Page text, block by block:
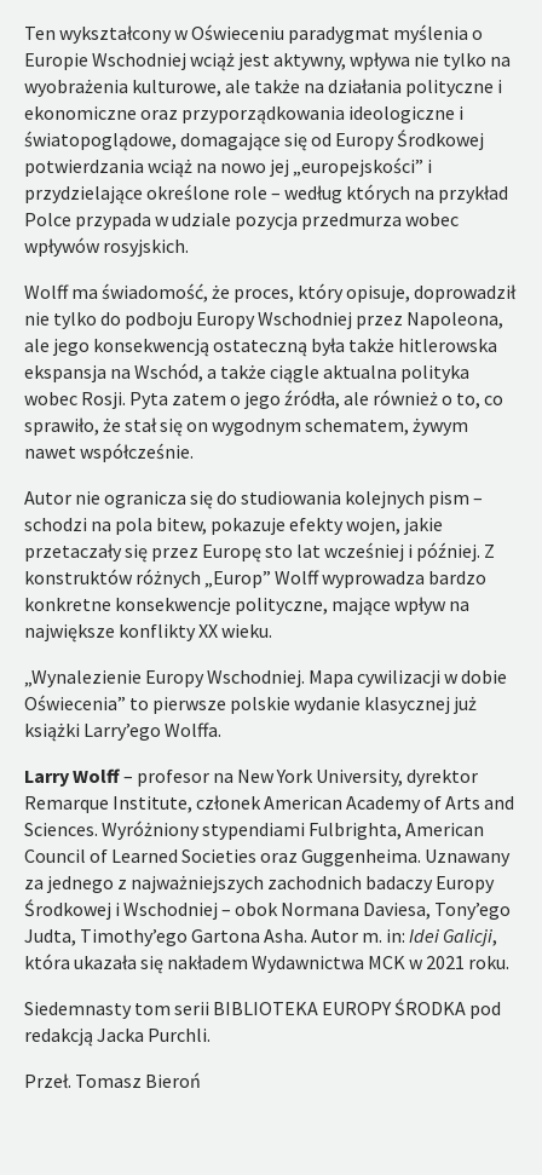
Ten wykształcony w Oświeceniu paradygmat myślenia o
Europie Wschodniej wciąż jest aktywny, wpływa nie tylko na
wyobrażenia kulturowe, ale także na działania polityczne i
ekonomiczne oraz przyporządkowania ideologiczne i
światopoglądowe, domagające się od Europy Środkowej
potwierdzania wciąż na nowo jej „europejskości” i
przydzielające określone role – według których na przykład
Polce przypada w udziale pozycja przedmurza wobec
wpływów rosyjskich.
Wolff ma świadomość, że proces, który opisuje, doprowadził
nie tylko do podboju Europy Wschodniej przez Napoleona,
ale jego konsekwencją ostateczną była także hitlerowska
ekspansja na Wschód, a także ciągle aktualna polityka
wobec Rosji. Pyta zatem o jego źródła, ale również o to, co
sprawiło, że stał się on wygodnym schematem, żywym
nawet współcześnie.
Autor nie ogranicza się do studiowania kolejnych pism –
schodzi na pola bitew, pokazuje efekty wojen, jakie
przetaczały się przez Europę sto lat wcześniej i później. Z
konstruktów różnych „Europ” Wolff wyprowadza bardzo
konkretne konsekwencje polityczne, mające wpływ na
największe konflikty XX wieku.
„Wynalezienie Europy Wschodniej. Mapa cywilizacji w dobie
Oświecenia” to pierwsze polskie wydanie klasycznej już
książki Larry’ego Wolffa.
Larry Wolff– profesor na New York University, dyrektor
Remarque Institute, członek American Academy of Arts and
Sciences. Wyróżniony stypendiami Fulbrighta, American
Council of Learned Societies oraz Guggenheima. Uznawany
za jednego z najważniejszych zachodnich badaczy Europy
Środkowej i Wschodniej – obok Normana Daviesa, Tony’ego
Judta, Timothy’ego Gartona Asha. Autor m. in: Idei Galicji,
która ukazała się nakładem Wydawnictwa MCK w 2021 roku.
Siedemnasty tom serii BIBLIOTEKA EUROPY ŚRODKA pod
redakcją Jacka Purchli.
Przeł. Tomasz Bieroń